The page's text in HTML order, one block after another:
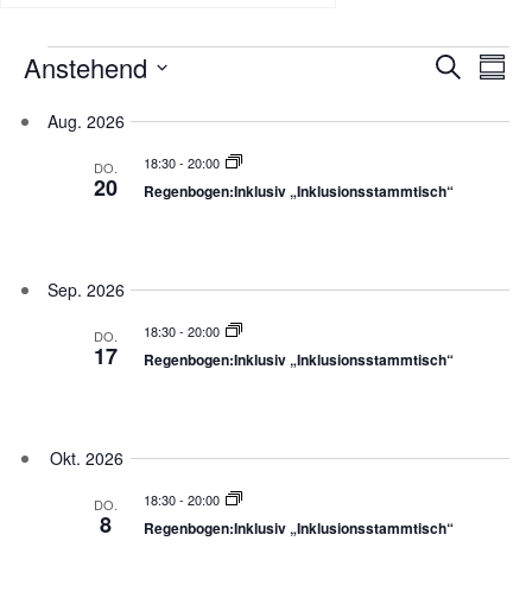
Veranstaltungen
Suche
Suche
Anstehend
auswählen.
Aug. 2026
DO.
20
18:30- 20:00
Regenbogen:Inklusiv „Inklusionsstammtisch“
Sep. 2026
DO.
17
18:30- 20:00
Regenbogen:Inklusiv „Inklusionsstammtisch“
Okt. 2026
DO.
8
18:30- 20:00
Regenbogen:Inklusiv „Inklusionsstammtisch“